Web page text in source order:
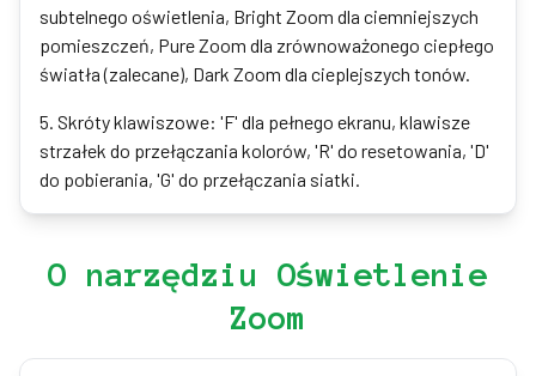
subtelnego oświetlenia, Bright Zoom dla ciemniejszych
pomieszczeń, Pure Zoom dla zrównoważonego ciepłego
światła (zalecane), Dark Zoom dla cieplejszych tonów.
5. Skróty klawiszowe: 'F' dla pełnego ekranu, klawisze
strzałek do przełączania kolorów, 'R' do resetowania, 'D'
do pobierania, 'G' do przełączania siatki.
O narzędziu Oświetlenie
Zoom